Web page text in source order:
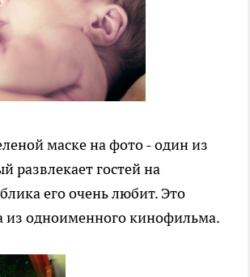
маске на фото - один из
развлекает гостей на
его очень любит. Это
из одноименного кинофильма.